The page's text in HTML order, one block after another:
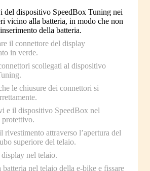
del dispositivo SpeedBox Tuning nei
vicino alla batteria, in modo che non
della batteria.
il connettore del display
in verde.
scollegati al dispositivo
le chiusure dei connettori si
e il dispositivo SpeedBox nel
protettivo.
rivestimento attraverso l’apertura del
superiore del telaio.
nel telaio.
batteria nel telaio della e-bike e fissare